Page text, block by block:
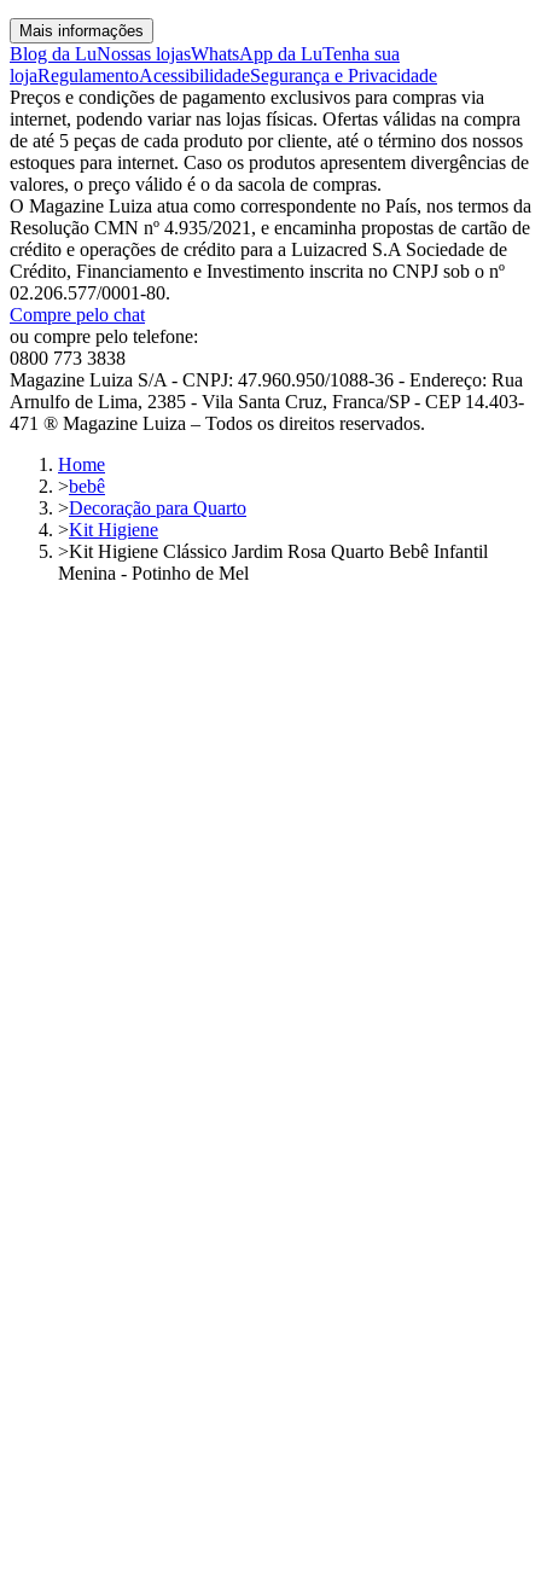
Mais informações
Blog da LuNossas lojasWhatsApp da LuTenha sua
lojaRegulamentoAcessibilidadeSegurança e Privacidade
Preços e condições de pagamento exclusivos para compras via
internet, podendo variar nas lojas físicas. Ofertas válidas na compra
de até 5 peças de cada produto por cliente, até o término dos nossos
estoques para internet. Caso os produtos apresentem divergências de
valores, o preço válido é o da sacola de compras.
O Magazine Luiza atua como correspondente no País, nos termos da
Resolução CMN nº 4.935/2021, e encaminha propostas de cartão de
crédito e operações de crédito para a Luizacred S.A Sociedade de
Crédito, Financiamento e Investimento inscrita no CNPJ sob o nº
02.206.577/0001-80.
Compre pelo chat
ou compre pelo telefone:
0800 773 3838
Magazine Luiza S/A - CNPJ: 47.960.950/1088-36 - Endereço: Rua
Arnulfo de Lima, 2385 - Vila Santa Cruz, Franca/SP - CEP 14.403-
471 ® Magazine Luiza – Todos os direitos reservados.
Home
>bebê
>Decoração para Quarto
>Kit Higiene
>Kit Higiene Clássico Jardim Rosa Quarto Bebê Infantil
Menina - Potinho de Mel